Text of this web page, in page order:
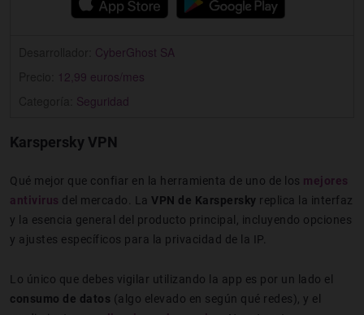
CyberGhost SA
12,99 euros/mes
Seguridad
Karspersky VPN
Qué mejor que confiar en la herramienta de uno de los mejores
antivirus del mercado. La VPN de Karspersky replica la interfaz
y la esencia general del producto principal, incluyendo opciones
y ajustes específicos para la privacidad de la IP.
Lo único que debes vigilar utilizando la app es por un lado el
consumo de datos (algo elevado en según qué redes), y el